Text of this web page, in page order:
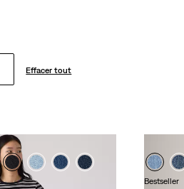
Effacer tout
Bestseller